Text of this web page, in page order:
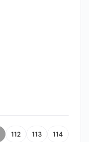
112 113 114